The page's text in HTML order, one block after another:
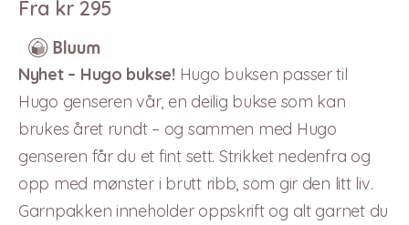
Fra kr 295
Nyhet – Hugo bukse! Hugo buksen passer til
Hugo genseren vår, en deilig bukse som kan
brukes året rundt – og sammen med Hugo
genseren får du et fint sett. Strikket nedenfra og
opp med mønster i brutt ribb, som gir den litt liv.
Garnpakken inneholder oppskrift og alt garnet du